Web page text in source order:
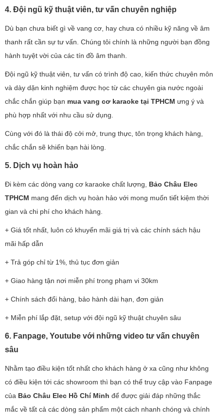
4. Đội ngũ kỹ thuật viên, tư vấn chuyên nghiệp
Dù bạn chưa biết gì về vang cơ, hay chưa có nhiều kỹ năng về âm
thanh rất cần sự tư vấn. Chúng tôi chính là những người bạn đồng
hành tuyệt vời của các tín đồ âm thanh.
Đội ngũ kỹ thuật viên, tư vấn có trình độ cao, kiến thức chuyên môn
và dày dặn kinh nghiệm được học từ các chuyên gia nước ngoài
chắc chắn giúp bạn mua vang cơ karaoke tại TPHCM ưng ý và
phù hợp nhất với nhu cầu sử dụng.
Cùng với đó là thái độ cởi mở, trung thực, tôn trọng khách hàng,
chắc chắn sẽ khiến bạn hài lòng.
5. Dịch vụ hoàn hảo
Đi kèm các dòng vang cơ karaoke chất lượng, Bảo Châu Elec
TPHCM mang đến dịch vụ hoàn hảo với mong muốn tiết kiệm thời
gian và chi phí cho khách hàng.
+ Giá tốt nhất, luôn có khuyến mãi giá trị và các chính sách hậu
mãi hấp dẫn
+ Trả góp chỉ từ 1%, thủ tục đơn giản
+ Giao hàng tận nơi miễn phí trong phạm vi 30km
+ Chính sách đổi hàng, bảo hành dài hạn, đơn giản
+ Miễn phí lắp đặt, setup với đội ngũ kỹ thuật chuyên sâu
6. Fanpage, Youtube với những video tư vấn chuyên
sâu
Nhằm tạo điều kiện tốt nhất cho khách hàng ở xa cũng như không
có điều kiện tới các showroom thì bạn có thể truy cập vào Fanpage
của Bảo Châu Elec Hồ Chí Minh để được giải đáp những thắc
mắc về tất cả các dòng sản phẩm một cách nhanh chóng và chính